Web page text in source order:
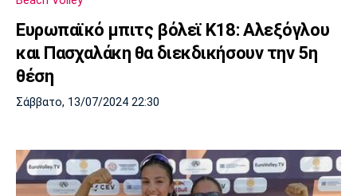
Ευρωπαϊκό μπιτς βόλεϊ Κ18: Αλεξόγλου
και Πασχαλάκη θα διεκδικήσουν την 5η
θέση
Σάββατο, 13/07/2024 22:30